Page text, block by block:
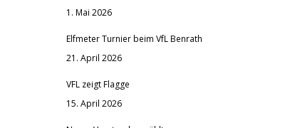
1. Mai 2026
Elfmeter Turnier beim VfL Benrath
21. April 2026
VFL zeigt Flagge
15. April 2026